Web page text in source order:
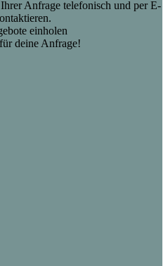
Anfrage telefonisch und per E-
einholen
deine Anfrage!